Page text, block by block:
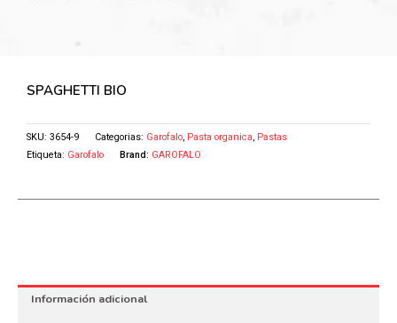
SPAGHETTI BIO
SKU: 3654-9 Categorias: Garofalo, Pasta organica, Pastas
Etiqueta: Garofalo Brand: GAROFALO
Información adicional